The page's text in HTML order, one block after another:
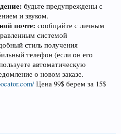
будьте предупреждены с
и звуком.
почте: сообщайте с личным
системой
стиль получения
телефон (если он его
автоматическую
о новом заказе.
Цена 99$ берем за 15$